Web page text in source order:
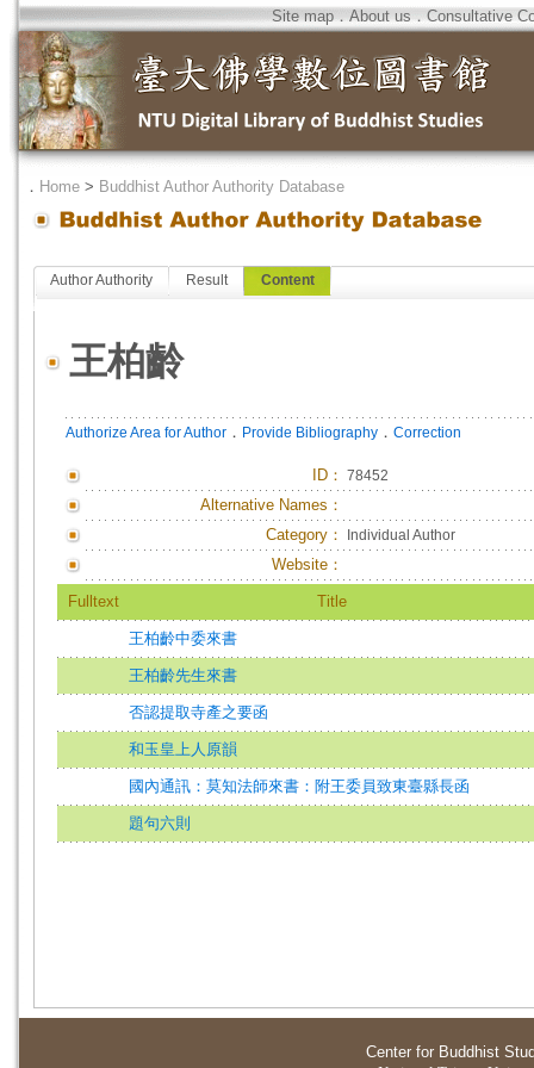
Site map．About us．Consultative
． Home > Buddhist Author Authority Database
Author Authority Result Content
王柏齡
Authorize Area for Author ． Provide Bibliography ． Correction
ID ： 78452
Alternative Names：
Category：
Individual Author
Website：
Fulltext Title
王柏齡中委來書
王柏齡先生來書
否認提取寺產之要函
和玉皇上人原韻
國內通訊：莫知法師來書：附王委員致東臺縣長函
題句六則
Center for Buddhist